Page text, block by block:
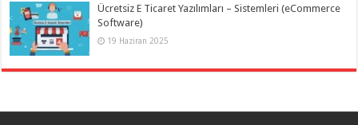
Ücretsiz E Ticaret Yazılımları – Sistemleri (eCommerce
Software)
19 Haziran 2025